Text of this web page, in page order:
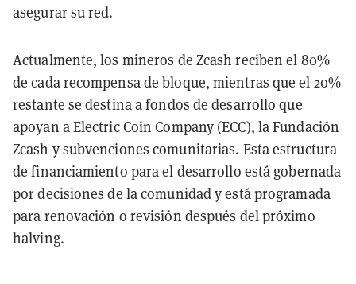
asegurar su red.
Actualmente, los mineros de Zcash reciben el 80%
de cada recompensa de bloque, mientras que el 20%
restante se destina a fondos de desarrollo que
apoyan a Electric Coin Company (ECC), la Fundación
Zcash y subvenciones comunitarias. Esta estructura
de financiamiento para el desarrollo está gobernada
por decisiones de la comunidad y está programada
para renovación o revisión después del próximo
halving.